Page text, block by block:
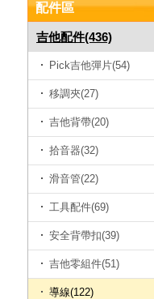
配件區
吉他配件(436)
Pick吉他彈片(54)
移調夾(27)
吉他背帶(20)
拾音器(32)
滑音管(22)
工具配件(69)
安全背帶扣(39)
吉他零組件(51)
導線(122)